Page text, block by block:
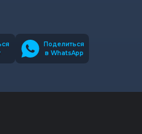
Поделиться
в WhatsApp